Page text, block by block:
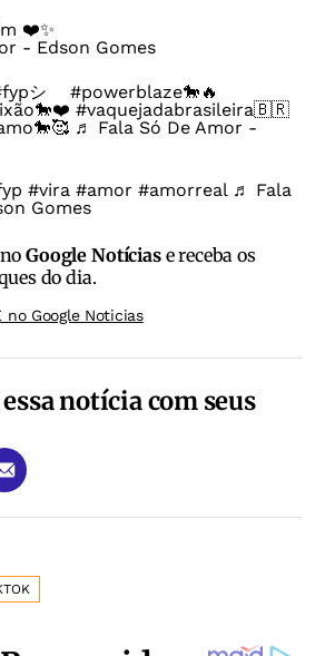
❤️✨
- Edson Gomes
シ゚
#powerblaze🐎🔥
#vaquejadabrasileira🇧🇷
♬ Fala Só De Amor -
#vira #amor #amorreal ♬ Fala
Gomes
noGoogle Notíciase receba os
do dia.
no Google Noticias
notícia com seus